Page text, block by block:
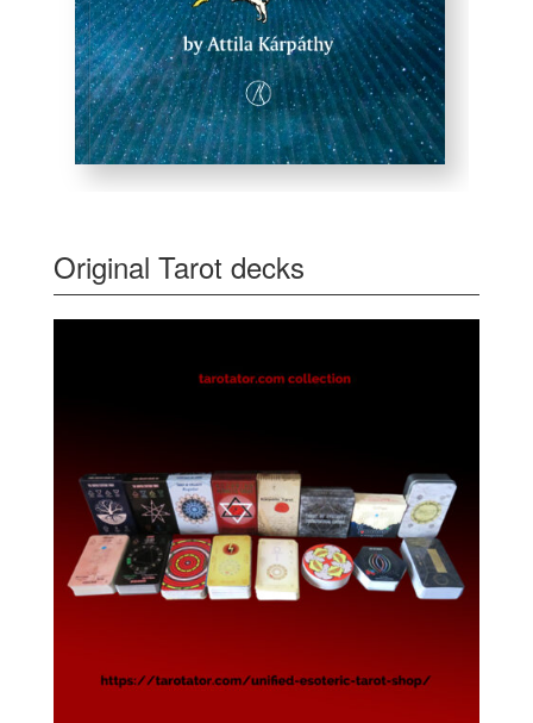
Original Tarot decks